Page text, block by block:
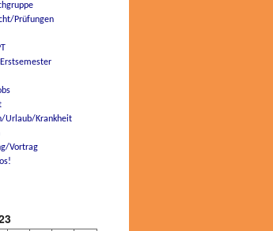
Prüfungen
Urlaub/Krankheit
Vortrag